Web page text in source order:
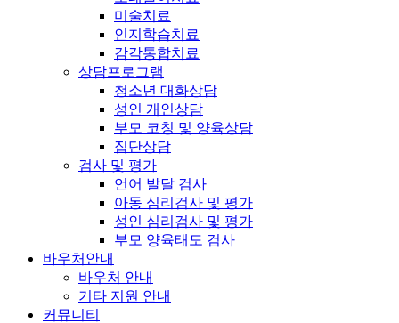
미술치료
인지학습치료
감각통합치료
상담프로그램
청소년 대화상담
성인 개인상담
부모 코칭 및 양육상담
집단상담
검사 및 평가
언어 발달 검사
아동 심리검사 및 평가
성인 심리검사 및 평가
부모 양육태도 검사
바우처안내
바우처 안내
기타 지원 안내
커뮤니티